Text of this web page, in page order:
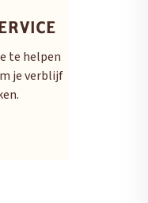
te helpen
je verblijf